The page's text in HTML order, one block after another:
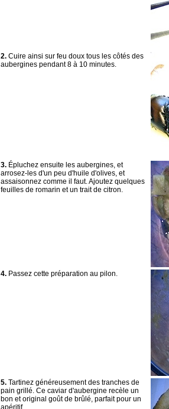
2. Cuire ainsi sur feu doux tous les côtés des
aubergines pendant 8 à 10 minutes.
3. Épluchez ensuite les aubergines, et
arrosez-les d'un peu d'huile d'olives, et
assaisonnez comme il faut. Ajoutez quelques
feuilles de romarin et un trait de citron.
4. Passez cette préparation au pilon.
5. Tartinez généreusement des tranches de
pain grillé. Ce caviar d'aubergine recèle un
bon et original goût de brûlé, parfait pour un
apéritif.